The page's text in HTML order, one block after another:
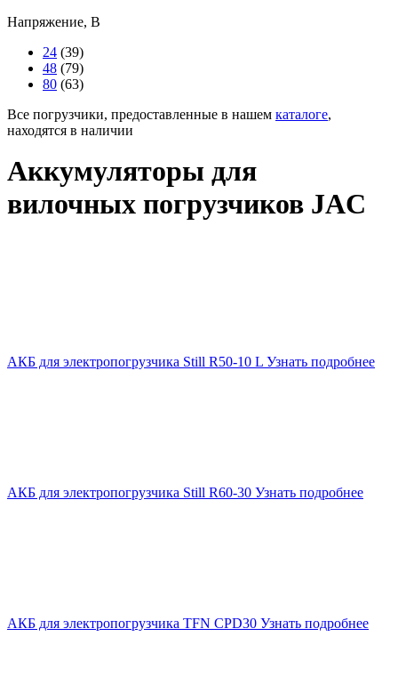
Напряжение, В
24 (39)
48 (79)
80 (63)
Все погрузчики, предоставленные в нашем каталоге,
находятся в наличии
Аккумуляторы для
вилочных погрузчиков JAC
АКБ для электропогрузчика Still R50-10 L Узнать подробнее
АКБ для электропогрузчика Still R60-30 Узнать подробнее
АКБ для электропогрузчика TFN CPD30 Узнать подробнее